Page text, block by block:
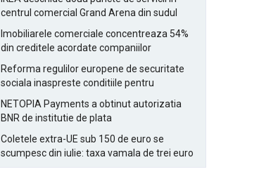
centrul comercial Grand Arena din sudul
Imobiliarele comerciale concentreaza 54%
din creditele acordate companiilor
Reforma regulilor europene de securitate
sociala inaspreste conditiile pentru
NETOPIA Payments a obtinut autorizatia
BNR de institutie de plata
Coletele extra-UE sub 150 de euro se
scumpesc din iulie: taxa vamala de trei euro
pe articol, adaugata la taxa logistica